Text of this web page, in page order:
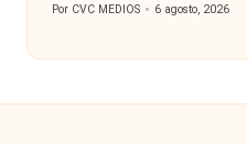
Publicado
Por CVC MEDIOS 6 agosto, 2026